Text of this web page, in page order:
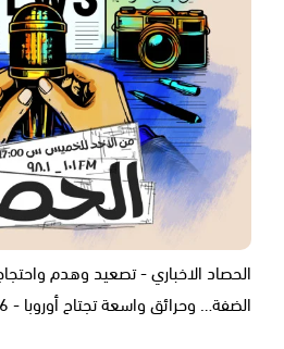
الحصاد الاخباري - تصعيد وهدم
الضفة… وحرائق واسعة تجتاح أوروبا - 28.07.2026